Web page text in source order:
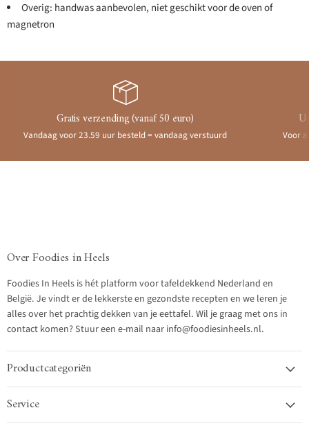
Overig: handwas aanbevolen, niet geschikt voor de oven of
magnetron
Gratis verzending (vanaf 50 euro)
Vandaag voor 23.59 uur besteld = vandaag verstuurd Voor
Over Foodies in Heels
Foodies In Heels is hét platform voor tafeldekkend Nederland en
België. Je vindt er de lekkerste en gezondste recepten en we leren je
alles over het prachtig dekken van je eettafel. Wil je graag met ons in
contact komen? Stuur een e-mail naar info@foodiesinheels.nl.
Productcategoriën
Service